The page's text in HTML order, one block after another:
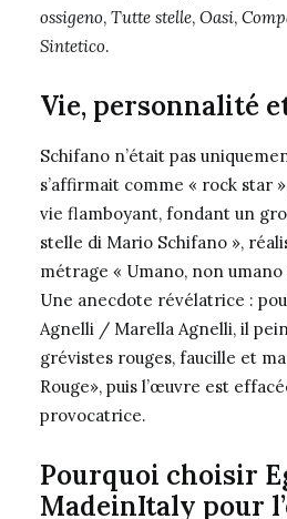
ossigeno, Tutte stelle, Oasi,
Sintetico.
Vie, personnalité
Schifano n’était pas
s’affirmait comme « rock star
vie flamboyant, fondant un
stelle di Mario Schifano »,
métrage « Umano, non umano
Une anecdote révélatrice :
Agnelli / Marella Agnelli, il
grévistes rouges, faucille et
Rouge», puis l’œuvre est
provocatrice.
Pourquoi choisir
MadeinItaly pour